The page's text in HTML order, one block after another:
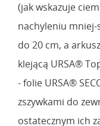
(jak wskazuje
nachyleniu mniej-
do 20 cm, a
klejącą URSA®
- folie URSA®
zszywkami do
ostatecznym ich